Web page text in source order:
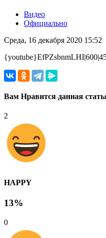
Видео
Официально
Среда, 16 декабря 2020 15:52
Вам Нравится данная
2
HAPPY
13%
0